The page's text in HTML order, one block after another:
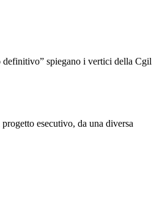
definitivo” spiegano i vertici della Cgil
esecutivo, da una diversa